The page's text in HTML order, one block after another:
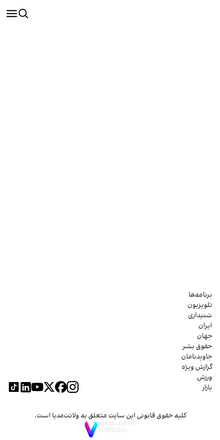
برنامه‌ها
تلویزیون
شنیداری
ایران
جهان
حقوق بشر
جاویدنامان
گزارش ویژه
ورزش
بازار
کلیه حقوق قانونی این سایت متعلق به ولانت‌مدیا است.